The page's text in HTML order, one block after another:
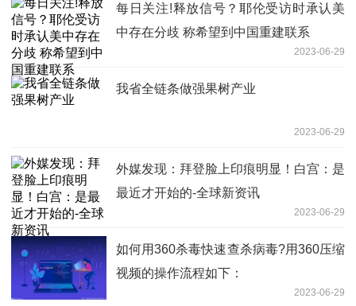
每日关注!释放信号？耶伦受访时承认美
中存在分歧 称希望到中国重建联系
2023-06-29
我省全链条做强果树产业
2023-06-29
外媒发现：拜登脸上印痕明显！白宫：是
最近才开始的-全球新资讯
2023-06-29
如何用360杀毒快速查杀病毒?用360压缩
视频的操作流程如下：
2023-06-29